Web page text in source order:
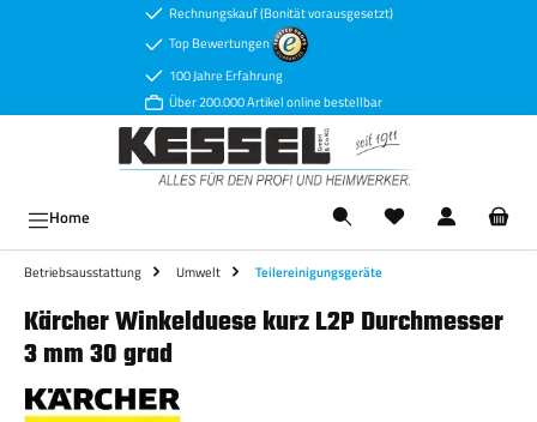
Zum Hauptinhalt springenRechnungskauf (Bonität vorausgesetzt)
Top Bewertungen
100 Jahre Erfahrung
Über 200.000 Artikel online bestellbar
Home
Betriebsausstattung Umwelt Teilereinigungsgeräte
Kärcher Winkelduese kurz L2P Durchmesser
3 mm 30 grad